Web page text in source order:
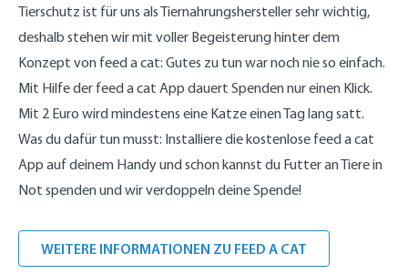
Tierschutz ist für uns als Tiernahrungshersteller sehr wichtig,
deshalb stehen wir mit voller Begeisterung hinter dem
Konzept von feed a cat: Gutes zu tun war noch nie so einfach.
Mit Hilfe der feed a cat App dauert Spenden nur einen Klick.
Mit 2 Euro wird mindestens eine Katze einen Tag lang satt.
Was du dafür tun musst: Installiere die kostenlose feed a cat
App auf deinem Handy und schon kannst du Futter an Tiere in
Not spenden und wir verdoppeln deine Spende!
WEITERE INFORMATIONEN ZU FEED A CAT